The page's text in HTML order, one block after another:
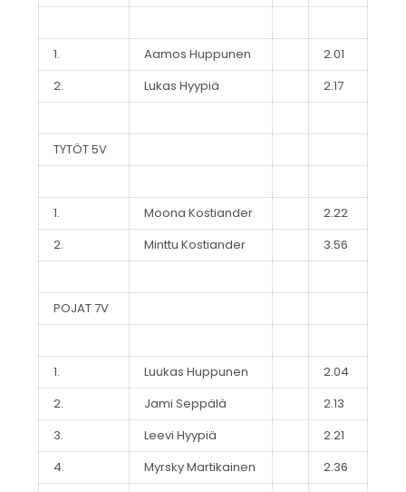
1. Aamos Huppunen
2.01
2.
Lukas Hyypiä 2.17
TYTÖT 5V
1. Moona Kostiander
2.22
2.
Minttu Kostiander 3.56
POJAT 7V
1. Luukas Huppunen
2.04
2.
Jami Seppälä
2.13
3.
Leevi Hyypiä
2.21
4.
Myrsky Martikainen 2.36